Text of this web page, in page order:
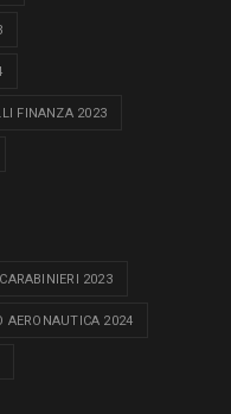
FINANZA 2023
CARABINIERI 2023
AERONAUTICA 2024